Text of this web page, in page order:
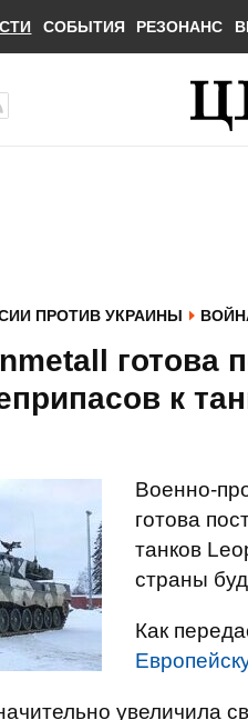
СОБЫТИЯ РЕЗОНАНС
ПРОТИВ УКРАИНЫ
готова
к
Военно-
готова
танков
страны
Как
увеличила